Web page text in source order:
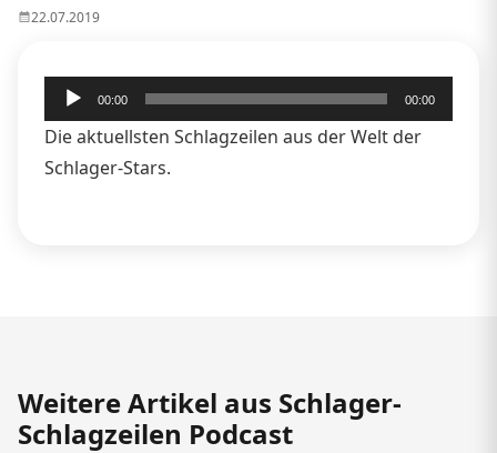
22.07.2019
Audio-
Player
00:00 00:00
Die aktuellsten Schlagzeilen aus der Welt der
Schlager-Stars.
Weitere Artikel aus Schlager-
Schlagzeilen Podcast